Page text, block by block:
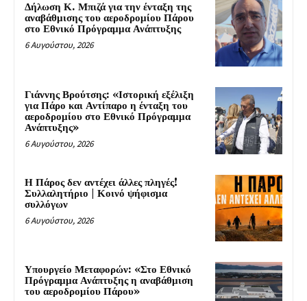
Δήλωση Κ. Μπιζά για την ένταξη της
αναβάθμισης του αεροδρομίου Πάρου
στο Εθνικό Πρόγραμμα Ανάπτυξης
6 Αυγούστου, 2026
Γιάννης Βρούτσης: «Ιστορική εξέλιξη
για Πάρο και Αντίπαρο η ένταξη του
αεροδρομίου στο Εθνικό Πρόγραμμα
Ανάπτυξης»
6 Αυγούστου, 2026
Η Πάρος δεν αντέχει άλλες πληγές!
Συλλαλητήριο | Κοινό ψήφισμα
συλλόγων
6 Αυγούστου, 2026
Υπουργείο Μεταφορών: «Στο Εθνικό
Πρόγραμμα Ανάπτυξης η αναβάθμιση
του αεροδρομίου Πάρου»